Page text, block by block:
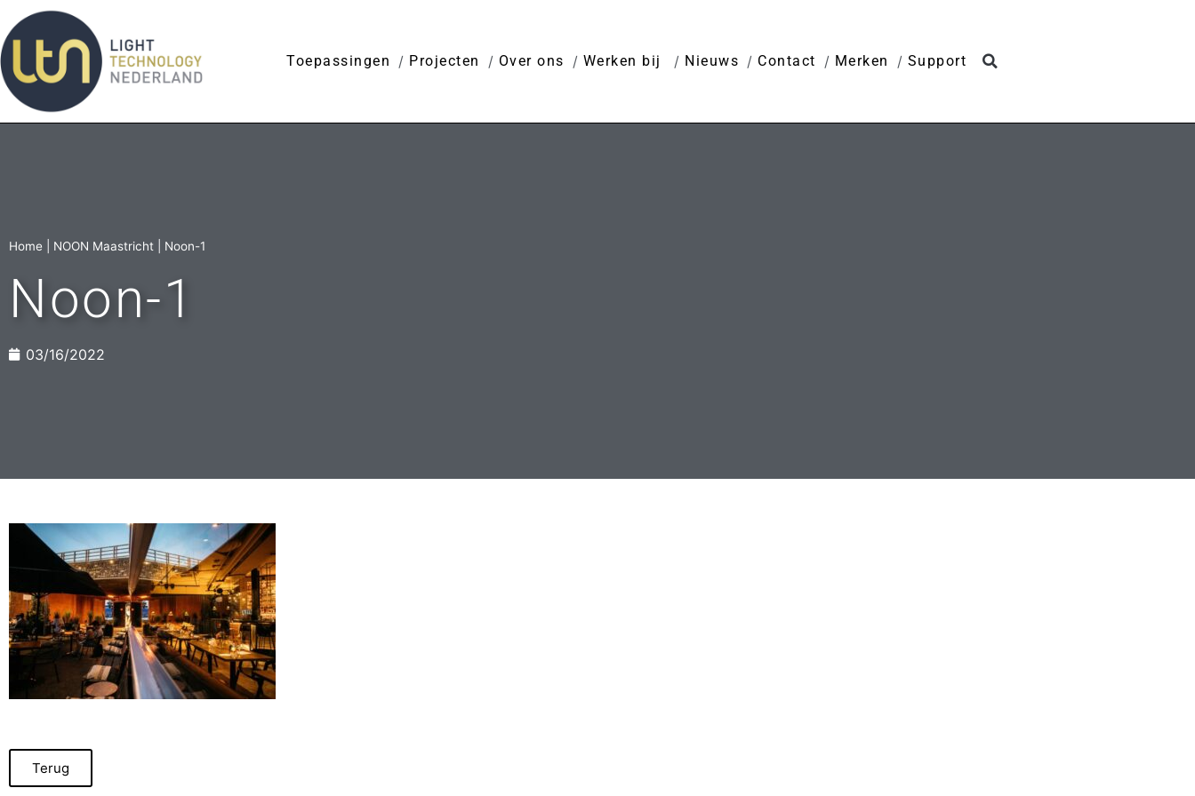
Toepassingen Projecten Over ons Werken bij Nieuws Contact Merken Support
Home NOON Maastricht Noon-1
Noon-1
03/16/2022
Terug